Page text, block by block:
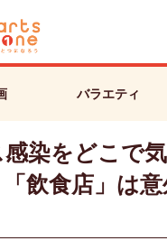
バラエティ
染をどこで
飲食店」は意